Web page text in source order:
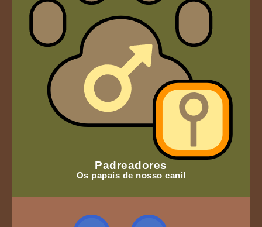
Padreadores
Os papais de nosso canil